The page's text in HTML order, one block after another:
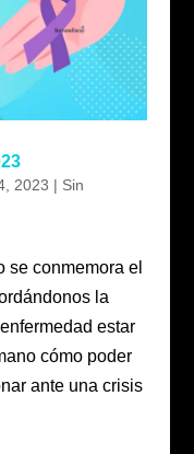
2023 | Sin
se conmemora el
la
estar
cómo poder
ante una crisis